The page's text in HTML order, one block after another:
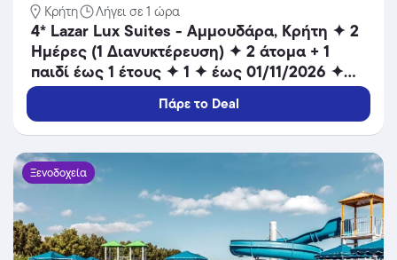
Κρήτη Λήγει σε 1 ώρα
4* Lazar Lux Suites - Αμμουδάρα, Κρήτη ✦ 2
Ημέρες (1 Διανυκτέρευση) ✦ 2 άτομα + 1
παιδί έως 1 έτους ✦ 1 ✦ έως 01/11/2026 ✦
Κοντά σε παραλία!Πάρε το Deal
Ξενοδοχεία